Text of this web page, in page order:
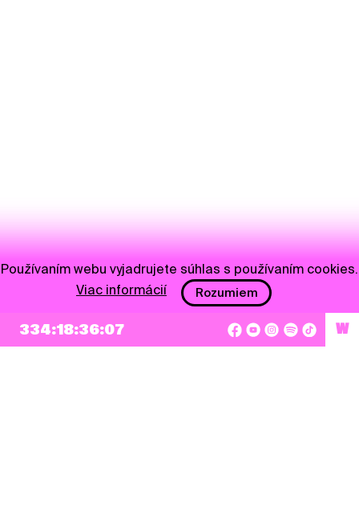
334:18:36:07 W
Používaním webu vyjadrujete súhlas s používaním cookies.
Viac informácií
Rozumiem